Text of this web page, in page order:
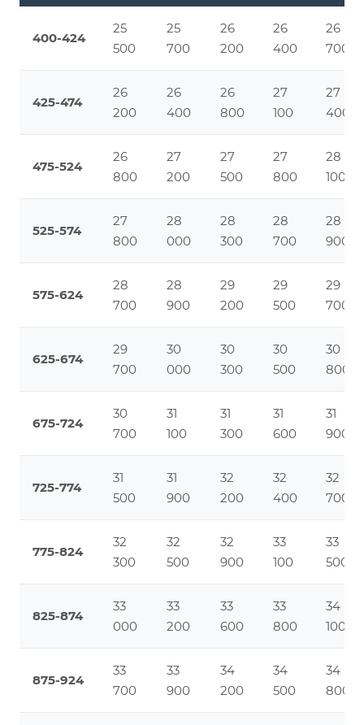
400-424
25
500
25
700
26
200
26
400
26
700
425-474
26
200
26
400
26
800
27
100
27
400
475-524
26
800
27
200
27
500
27
800
28
100
525-574
27
800
28
000
28
300
28
700
28
900
575-624
28
700
28
900
29
200
29
500
29
700
625-674
29
700
30
000
30
300
30
500
30
800
675-724
30
700
31
100
31
300
31
600
31
900
725-774
31
500
31
900
32
200
32
400
32
700
775-824
32
300
32
500
32
900
33
100
33
500
825-874
33
000
33
200
33
600
33
800
34
100
875-924
33
700
33
900
34
200
34
500
34
800